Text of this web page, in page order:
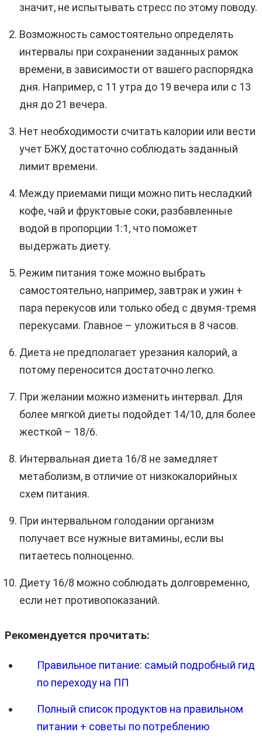
значит, не испытывать стресс по этому поводу.
Возможность самостоятельно определять
интервалы при сохранении заданных рамок
времени, в зависимости от вашего распорядка
дня. Например, с 11 утра до 19 вечера или с 13
дня до 21 вечера.
Нет необходимости считать калории или вести
учет БЖУ, достаточно соблюдать заданный
лимит времени.
Между приемами пищи можно пить несладкий
кофе, чай и фруктовые соки, разбавленные
водой в пропорции 1:1, что поможет
выдержать диету.
Режим питания тоже можно выбрать
самостоятельно, например, завтрак и ужин +
пара перекусов или только обед с двумя-тремя
перекусами. Главное – уложиться в 8 часов.
Диета не предполагает урезания калорий, а
потому переносится достаточно легко.
При желании можно изменить интервал. Для
более мягкой диеты подойдет 14/10, для более
жесткой – 18/6.
Интервальная диета 16/8 не замедляет
метаболизм, в отличие от низкокалорийных
схем питания.
При интервальном голодании организм
получает все нужные витамины, если вы
питаетесь полноценно.
Диету 16/8 можно соблюдать долговременно,
если нет противопоказаний.
Рекомендуется прочитать:
Правильное питание: самый подробный гид
по переходу на ПП
Полный список продуктов на правильном
питании + советы по потреблению